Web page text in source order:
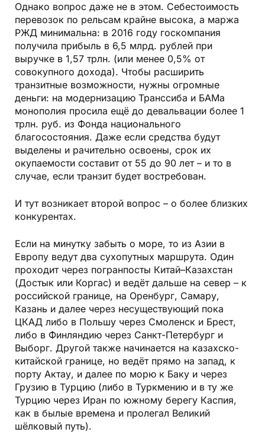
Однако вопрос даже не в этом. Себестоимость
перево­зок по рельсам крайне высока, а маржа
РЖД минимальна: в 2016 году госкомпания
получила прибыль в 6,5 млрд. руб­лей при
выручке в 1,57 трлн. (или менее 0,5% от
совокупного дохода). Чтобы расширить
транзитные возможности, нужны огромные
деньги: на модернизацию Транссиба и БАМа
монополия просила ещё до девальвации более 1
трлн. руб. из Фонда нацио­наль­ного
благосостояния. Даже если средства будут
выделены и рачи­тельно освоены, срок их
окупаемости составит от 55 до 90 лет – и то в
случае, если транзит будет востребован.
И тут возникает второй вопрос – о бо­лее близких
конкурентах.
Если на минутку забыть о море, то из Азии в
Европу ведут два сухопутных маршрута. Один
проходит через погранпосты Китай–Казахстан
(Достык или Коргас) и ведёт дальше на север – к
российской границе, на Оренбург, Са­мару,
Казань и далее через несуществующий пока
ЦКАД либо в Польшу че­рез Смоленск и Брест,
либо в Финляндию через Санкт-Петербург и
Выборг. Другой также начинается на казахско-
китайской границе, но ведёт прямо на запад, к
порту Актау, и далее по морю к Баку и через
Грузию в Турцию (либо в Туркмению и в ту же
Турцию через Иран по южному берегу Каспия,
как в былые времена и пролегал Великий
шёлковый путь).